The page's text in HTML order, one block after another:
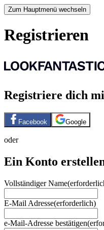
Zum Hauptmenü wechseln
Registrieren
Registriere dich
Facebook Google
oder
Ein Konto
Vollständiger Name
E-Mail Adresse(erforderlich)
e-Mail-Adresse bestätigen